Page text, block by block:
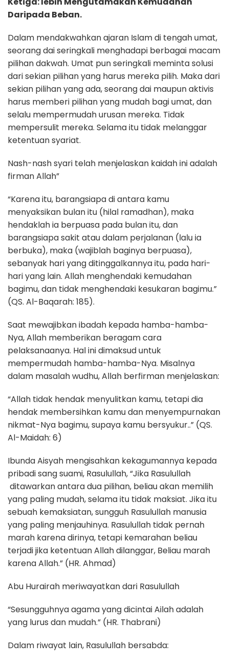
Daripada Beban.
Dalam mendakwahkan ajaran Islam di tengah umat,
seorang dai seringkali menghadapi berbagai macam
pilihan dakwah. Umat pun seringkali meminta solusi
dari sekian pilihan yang harus mereka pilih. Maka dari
sekian pilihan yang ada, seorang dai maupun aktivis
harus memberi pilihan yang mudah bagi umat, dan
selalu mempermudah urusan mereka. Tidak
mempersulit mereka. Selama itu tidak melanggar
ketentuan syariat.
Nash-nash syari telah menjelaskan kaidah ini adalah
firman Allah”
“Karena itu, barangsiapa di antara kamu
menyaksikan bulan itu (hilal ramadhan), maka
hendaklah ia berpuasa pada bulan itu, dan
barangsiapa sakit atau dalam perjalanan (lalu ia
berbuka), maka (wajiblah baginya berpuasa),
sebanyak hari yang ditinggalkannya itu, pada hari-
hari yang lain. Allah menghendaki kemudahan
bagimu, dan tidak menghendaki kesukaran bagimu.”
(QS. Al-Baqarah: 185).
Saat mewajibkan ibadah kepada hamba-hamba-
Nya, Allah memberikan beragam cara
pelaksanaanya. Hal ini dimaksud untuk
mempermudah hamba-hamba-Nya. Misalnya
dalam masalah wudhu, Allah berfirman menjelaskan:
“Allah tidak hendak menyulitkan kamu, tetapi dia
hendak membersihkan kamu dan menyempurnakan
nikmat-Nya bagimu, supaya kamu bersyukur..” (QS.
Al-Maidah: 6)
Ibunda Aisyah mengisahkan kekagumannya kepada
pribadi sang suami, Rasulullah, “Jika Rasulullah
ditawarkan antara dua pilihan, beliau akan memilih
yang paling mudah, selama itu tidak maksiat. Jika itu
sebuah kemaksiatan, sungguh Rasulullah manusia
yang paling menjauhinya. Rasulullah tidak pernah
marah karena dirinya, tetapi kemarahan beliau
terjadi jika ketentuan Allah dilanggar, Beliau marah
karena Allah.” (HR. Ahmad)
Abu Hurairah meriwayatkan dari Rasulullah
“Sesungguhnya agama yang dicintai Ailah adalah
yang lurus dan mudah.” (HR. Thabrani)
Dalam riwayat lain, Rasulullah bersabda: